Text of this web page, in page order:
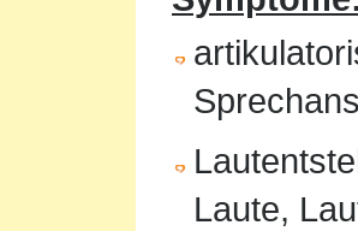
Laute,